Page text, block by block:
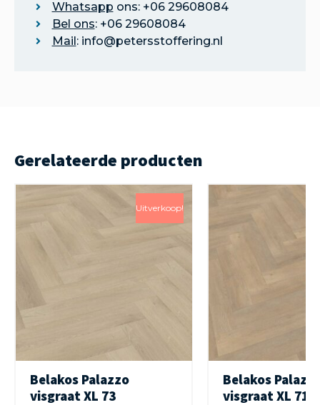
Whatsapp ons: +06 29608084
Bel ons: +06 29608084
Mail : info@petersstoffering.nl
Gerelateerde producten
Uitverkoop!
Belakos Palazzo
visgraat XL 73
Belakos
visgraat XL 71